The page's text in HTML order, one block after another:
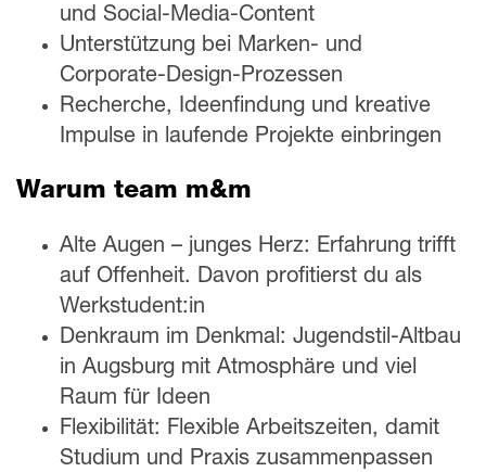
und Social-Media-Content
Unterstützung bei Marken- und
Corporate-Design-Prozessen
Recherche, Ideenfindung und kreative
Impulse in laufende Projekte einbringen
Warum team m&m
Alte Augen – junges Herz: Erfahrung trifft
auf Offenheit. Davon profitierst du als
Werkstudent:in
Denkraum im Denkmal: Jugendstil-Altbau
in Augsburg mit Atmosphäre und viel
Raum für Ideen
Flexibilität: Flexible Arbeitszeiten, damit
Studium und Praxis zusammenpassen